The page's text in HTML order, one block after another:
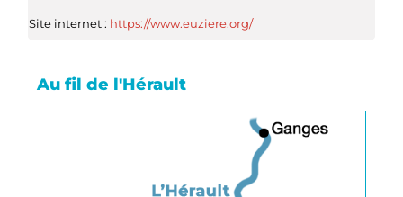
Site internet : https://www.euziere.org/
Au fil de l'Hérault